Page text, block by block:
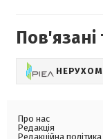
Пов'язані
Про нас
Редакція
Редакційна політика